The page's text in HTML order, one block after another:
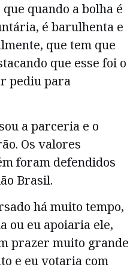
quando a bolha é
é barulhenta e
que tem que
que esse foi o
pediu para
a parceria e o
Os valores
foram defendidos
Brasil.
há muito tempo,
ou eu apoiaria ele,
prazer muito grande
e eu votaria com